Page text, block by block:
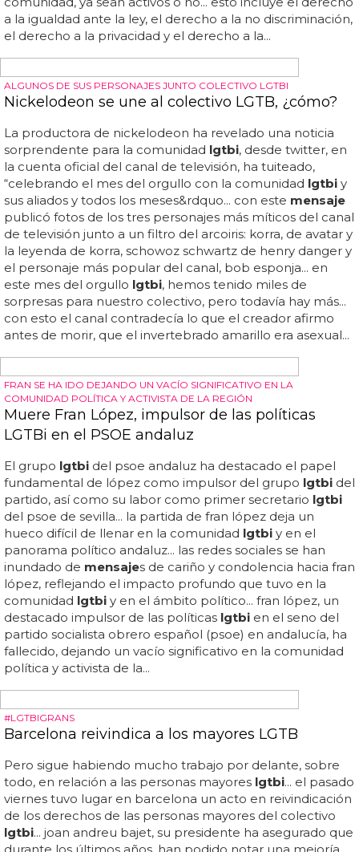
EL COMITÉ DEL ORGULLO LGTBI HA AFIRMADO QUE SE CELEBRARA
DE MANERA ONLINE
El Orgullo Madrid 2020 se celebrara de manera
online
“no podemos olvidar que el orgullo es ante todo
visibilidad y reivindicación y no queremos que este
momento de crisis suponga un retroceso en los
derechos y reclamos de las personaslgtbi... “el orgullo
estatal quiere homenajear a toda la ciudadanía y trasladar
unmensajeglobal de fuerza, apoyo, visibilidad y
esperanza, especialmente, a todas las personas del
colectivolgtbique más están sufriendo esta emergencia
socio-sanitaria actual”, anuncian desde el comité... “el
orgullo puede aportar una dosis de energía y un
mensajede superación y resiliencia, cualidades
inherentes al colectivolgtbi, que ya ha tenido que lidiar
con otra pandemia, la del vih y con siglos de
discriminación”, dicen el comité...
¿Qué es el más de LGTBI?
El más delgtbi también trabaja para erradicar el prejuicio
y la discriminación que enfrentan los miembros de esta
comunidad... el más de lgtbies un término usado para
describir la comunidad de personas lesbianas, gays,
bisexuales, transexuales e intersexuales... el más delgtbi
también busca empoderar a las personas para que
puedan defender sus derechos y luchar por una
sociedad más aceptable... la comunidadlgtbies una
comunidad activa que busca influir en los cambios
sociales para lograr una mayor aceptación y respeto por
la diversidad sexual y de género... el término "más de
lgtbi" se refiere a todos los miembros de esta
comunidad, ya sean activos o no... esto incluye el derecho
a la igualdad ante la ley, el derecho a la no discriminación,
el derecho a la privacidad y el derecho a la...